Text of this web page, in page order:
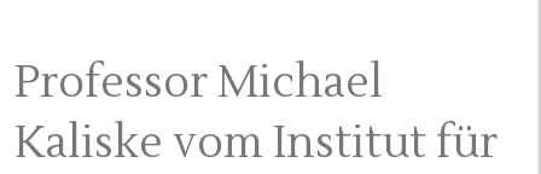
Professor Michael
Kaliske vom Institut für